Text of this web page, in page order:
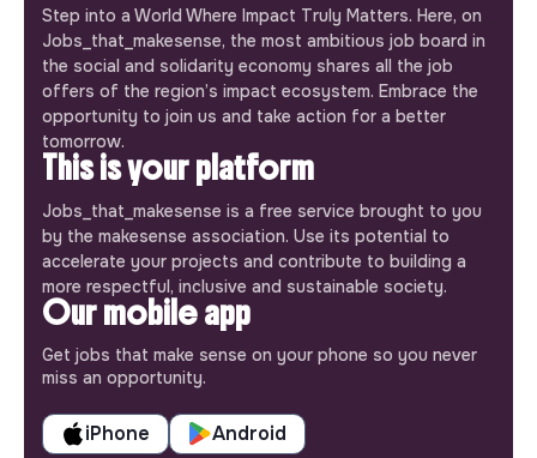
Step into a World Where Impact Truly Matters. Here, on
Jobs_that_makesense, the most ambitious job board in
the social and solidarity economy shares all the job
offers of the region’s impact ecosystem. Embrace the
opportunity to join us and take action for a better
tomorrow.
This is your platform
Jobs_that_makesense is a free service brought to you
by the makesense association. Use its potential to
accelerate your projects and contribute to building a
more respectful, inclusive and sustainable society.
Our mobile app
Get jobs that make sense on your phone so you never
miss an opportunity.
iPhone Android